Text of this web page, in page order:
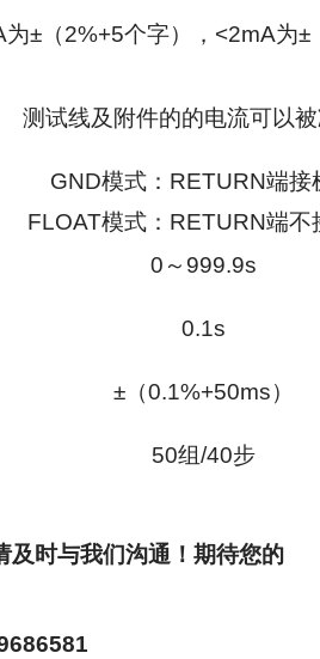
为±（2%+5个字），<2mA为±
测试线及附件的的电流可以
GND模式：RETURN端接
FLOAT模式：RETURN端不
0～999.9s
0.1s
±（0.1%+50ms）
50组/40步
及时与我们沟通！期待您的